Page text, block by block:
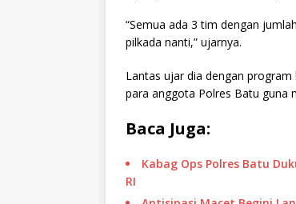
“Semua ada 3 tim dengan
pilkada nanti,” ujarnya.
Lantas ujar dia dengan
para anggota Polres Batu guna
Baca Juga:
Kabag Ops Polres Batu
RI